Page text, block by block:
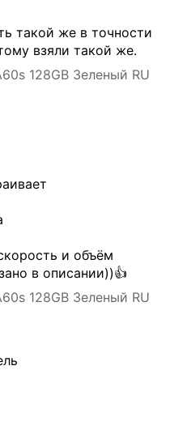
такой же в точности
взяли такой же.
128GB Зеленый RU
и объём
в описании))👍
128GB Зеленый RU